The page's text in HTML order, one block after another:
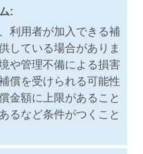
:
利用者が加入できる補
している場合がありま
や管理不備による損害
償を受けられる可能性
金額に上限があること
るなど条件がつくこと